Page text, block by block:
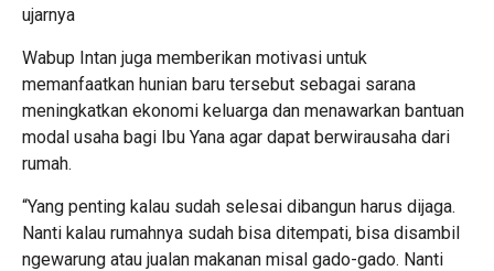
ujarnya
Wabup Intan juga memberikan motivasi untuk
memanfaatkan hunian baru tersebut sebagai sarana
meningkatkan ekonomi keluarga dan menawarkan bantuan
modal usaha bagi Ibu Yana agar dapat berwirausaha dari
rumah.
“Yang penting kalau sudah selesai dibangun harus dijaga.
Nanti kalau rumahnya sudah bisa ditempati, bisa disambil
ngewarung atau jualan makanan misal gado-gado. Nanti